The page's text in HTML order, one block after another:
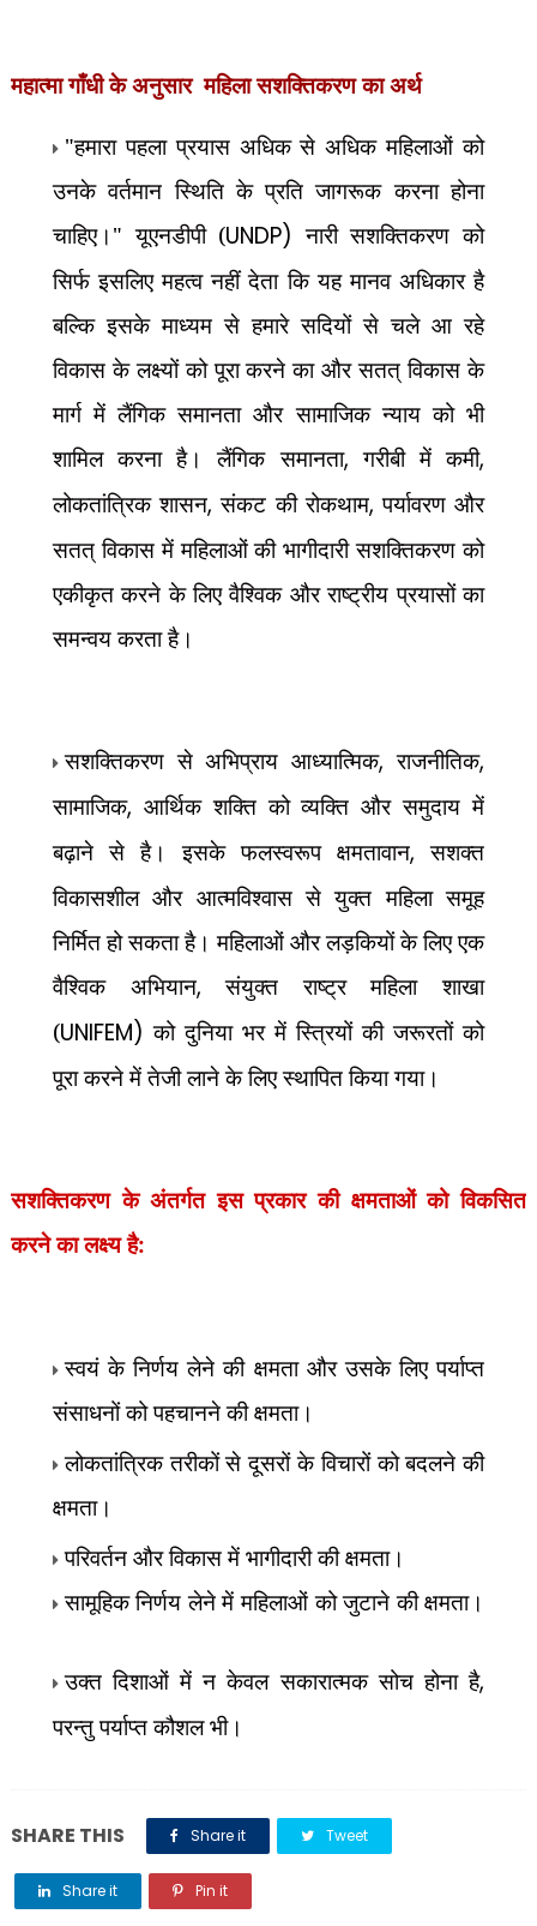
महात्मा गाँधी के अनुसार महिला सशक्तिकरण का अर्थ
"हमारा पहला प्रयास अधिक से अधिक महिलाओं को
उनके वर्तमान स्थिति के प्रति जागरूक करना होना
चाहिए।" यूएनडीपी (UNDP)नारी सशक्तिकरण को
सिर्फ इसलिए महत्व नहीं देता कि यह मानव अधिकार है
बल्कि इसके माध्यम से हमारे सदियों से चले आ रहे
विकास के लक्ष्यों को पूरा करने का और सतत् विकास के
मार्ग में लैंगिक समानता और सामाजिक न्याय को भी
शामिल करना है। लैंगिक समानता,गरीबी में कमी,
लोकतांत्रिक शासन,संकट की रोकथाम,पर्यावरण और
सतत् विकास में महिलाओं की भागीदारी सशक्तिकरण को
एकीकृत करने के लिए वैश्विक और राष्ट्रीय प्रयासों का
समन्वय करता है।
सशक्तिकरण से अभिप्राय आध्यात्मिक,राजनीतिक,
सामाजिक, आर्थिक शक्ति को व्यक्ति और समुदाय में
बढ़ाने से है। इसके फलस्वरूप क्षमतावान,सशक्त
विकासशील और आत्मविश्वास से युक्त महिला समूह
निर्मित हो सकता है। महिलाओं और लड़कियों के लिए एक
वैश्विक अभियान,संयुक्त राष्ट्र महिला शाखा
(UNIFEM)को दुनिया भर में स्त्रियों की जरूरतों को
पूरा करने में तेजी लाने के लिए स्थापित किया गया।
सशक्तिकरण के अंतर्गत इस प्रकार की क्षमताओं को विकसित
करने का लक्ष्य है:
स्वयं के निर्णय लेने की क्षमता और उसके लिए पर्याप्त
संसाधनों को पहचानने की क्षमता।
लोकतांत्रिक तरीकों से दूसरों के विचारों को बदलने की
क्षमता।
परिवर्तन और विकास में भागीदारी की क्षमता।
सामूहिक निर्णय लेने में महिलाओं को जुटाने की क्षमता।
उक्त दिशाओं में न केवल सकारात्मक सोच होना है,
परन्तु पर्याप्त कौशल भी।
SHARE THIS Share it Tweet
Share it Pin it